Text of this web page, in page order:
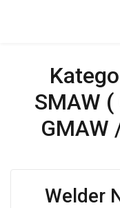
SMAW
GMAW
Welder